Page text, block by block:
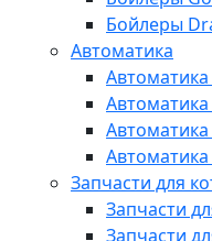
Бойлеры
Автоматика
Автоматика
Запчасти для
Запчасти
Запчасти